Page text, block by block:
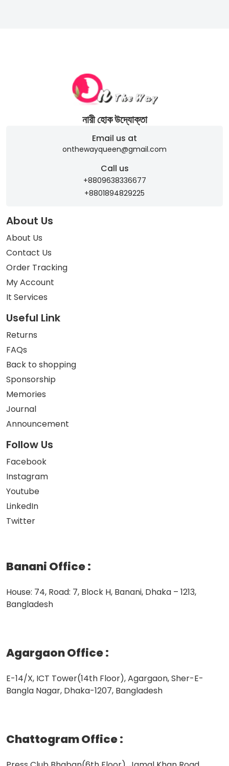
নারী হোক উদ্যোক্তা
Email us at
onthewayqueen@gmail.com
Call us
+8809638336677
+8801894829225
About Us
About Us
Contact Us
Order Tracking
My Account
It Services
Useful Link
Returns
FAQs
Back to shopping
Sponsorship
Memories
Journal
Announcement
Follow Us
Facebook
Instagram
Youtube
LinkedIn
Twitter
Banani Office:
House: 74, Road: 7, Block H, Banani, Dhaka – 1213,
Bangladesh
Agargaon Office:
E-14/X, ICT Tower(14th Floor), Agargaon, Sher-E-
Bangla Nagar, Dhaka-1207, Bangladesh
Chattogram Office: